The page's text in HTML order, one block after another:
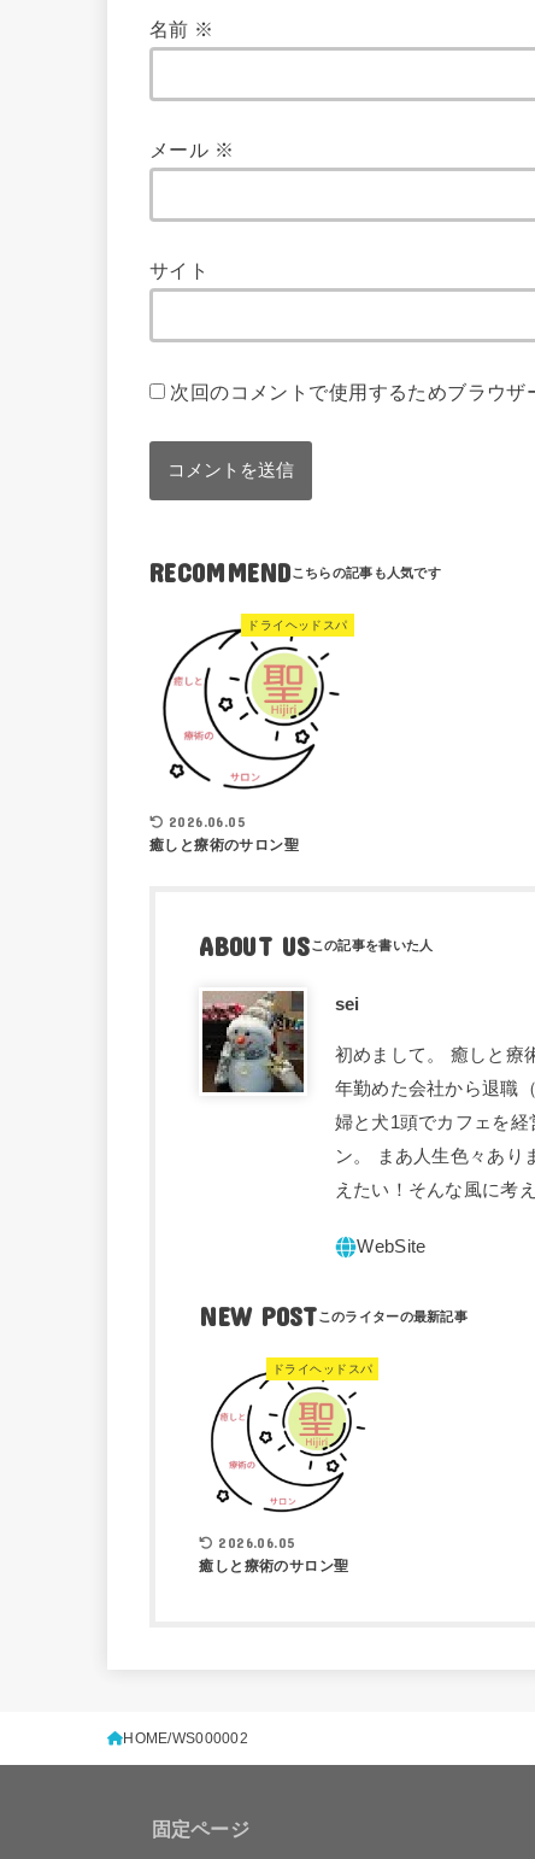
名前 ※
メール ※
サイト
次回のコメントで使用するためブラウザ
RECOMMEND
ドライヘッドスパ
2026.06.05
癒しと療術のサロン聖
ABOUT US
sei
初めまして。 癒しと療
年勤めた会社から退職
婦と犬1頭でカフェを
ン。 まあ人生色々あり
えたい！そんな風に考
NEW POST
ドライヘッドスパ
2026.06.05
癒しと療術のサロン聖
HOME WS000002
固定ページ